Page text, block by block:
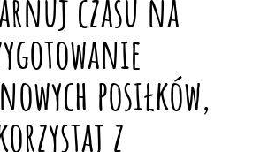
czasu na
posiłków,
z